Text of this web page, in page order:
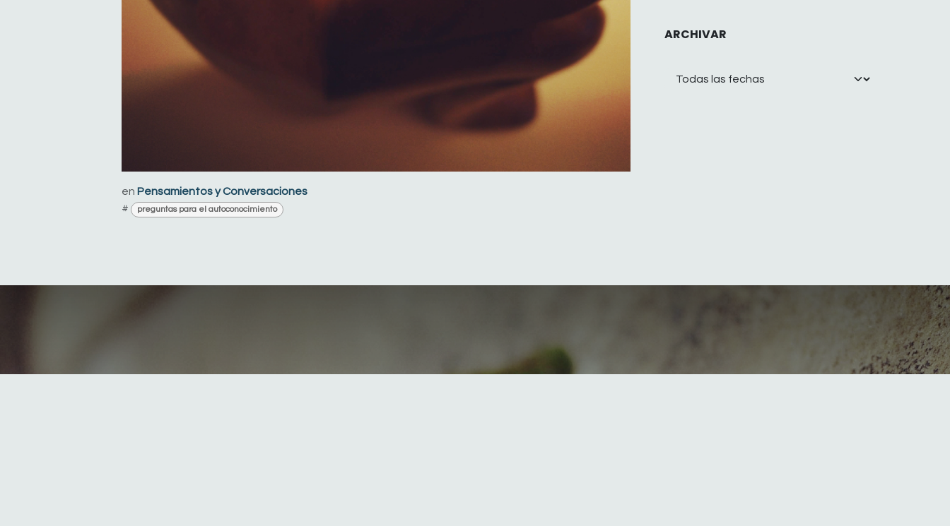
en Pensamientos y Conversaciones
#
preguntas para el autoconocimiento
ARCHIVAR